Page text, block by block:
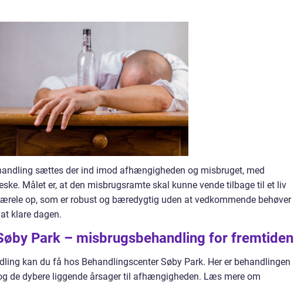
sættes der ind imod afhængigheden og misbruget, med
Målet er, at den misbrugsramte skal kunne vende tilbage til et liv
op, som er robust og bæredygtig uden at vedkommende behøver
klare dagen.
Park – misbrugsbehandling for fremtiden
kan du få hos Behandlingscenter Søby Park. Her er behandlingen
de dybere liggende årsager til afhængigheden. Læs mere om